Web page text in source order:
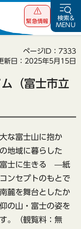
緊急情報
検索&
MENU
ページID：7333
新日：2025年5月15日
（富士市立
な富士山に抱か
地域に暮らした
富士に生きる —紙
ンセプトのもとで
麓を舞台としたか
の山・富士の姿を
。（観覧料：無